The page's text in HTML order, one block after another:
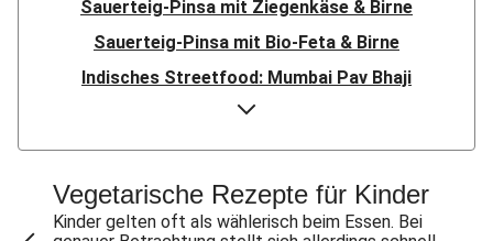
Sauerteig-Pinsa mit Ziegenkäse & Birne
Sauerteig-Pinsa mit Bio-Feta & Birne
Indisches Streetfood: Mumbai Pav Bhaji
Flauipauis Zucchini-Puffer mit Hexkräutern
Nord-Indischer Palak Paneer in spicy Spinatcurry
Bowl & doppelt veganen Sweet-Chili-Filetstücken
Doppelte vegane Beyond Meat Frikadelle
Vegetarische Rezepte für Kinder
Kinder gelten oft als wählerisch beim Essen. Bei